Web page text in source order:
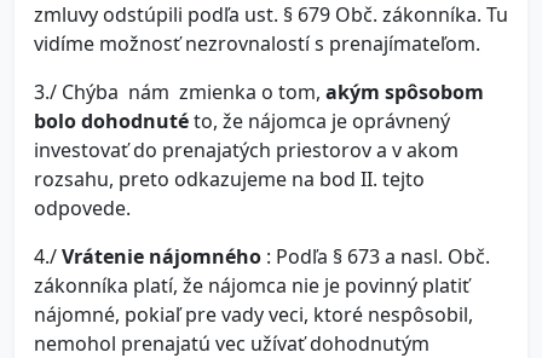
zmluvy odstúpili podľa ust. § 679 Obč. zákonníka. Tu
vidíme možnosť nezrovnalostí s prenajímateľom.
3./ Chýba nám zmienka o tom, akým spôsobom
bolo dohodnutéto, že nájomca je oprávnený
investovať do prenajatých priestorov a v akom
rozsahu, preto odkazujeme na bod II. tejto
odpovede.
4./Vrátenie nájomného : Podľa § 673 a nasl. Obč.
zákonníka platí, že nájomca nie je povinný platiť
nájomné, pokiaľ pre vady veci, ktoré nespôsobil,
nemohol prenajatú vec užívať dohodnutým